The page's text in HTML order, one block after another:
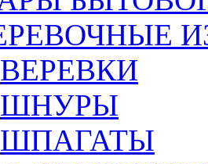
ВЕРЕВКИ
ШНУРЫ
ШПАГАТЫ